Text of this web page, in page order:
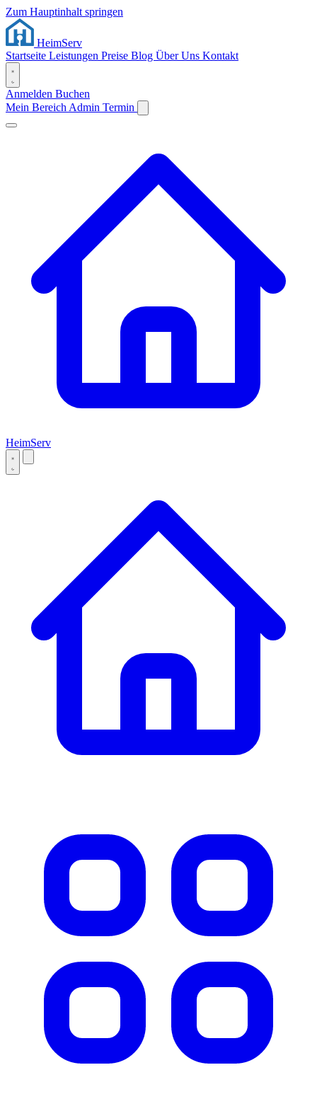
Zum Hauptinhalt springen
HeimServ
Startseite Leistungen Preise Blog Über Uns Kontakt
Anmelden Buchen
Mein Bereich Admin Termin
HeimServ